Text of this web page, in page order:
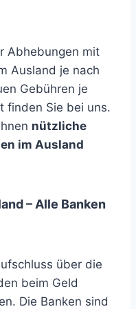
Abhebungen mit
Ausland je nach
Gebühren je
finden Sie bei uns.
nützliche
im Ausland
– Alle Banken
über die
beim Geld
Die Banken sind